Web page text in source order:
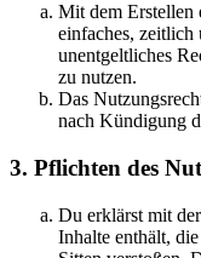
Mit dem Erstellen
einfaches, zeitlich
unentgeltliches
zu nutzen.
Das
nach Kündigung
3. Pflichten des
Du erklärst mit
Inhalte enthält,